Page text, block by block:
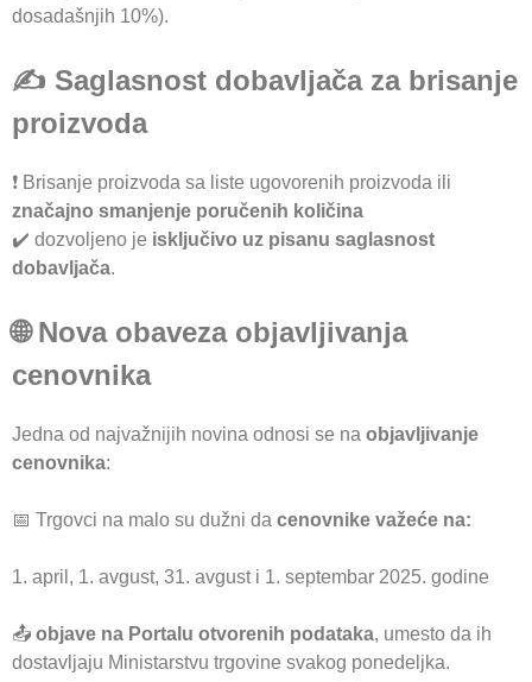
dosadašnjih 10%).
✍️ Saglasnost dobavljača za brisanje
proizvoda
❗ Brisanje proizvoda sa liste ugovorenih proizvoda ili
značajno smanjenje poručenih količina
✔️ dozvoljeno je isključivo uz pisanu saglasnost
dobavljača.
🌐 Nova obaveza objavljivanja
cenovnika
Jedna od najvažnijih novina odnosi se na objavljivanje
cenovnika:
📅 Trgovci na malo su dužni da cenovnike važeće na:
1. april, 1. avgust, 31. avgust i 1. septembar 2025. godine
📤 objave na Portalu otvorenih podataka, umesto da ih
dostavljaju Ministarstvu trgovine svakog ponedeljka.